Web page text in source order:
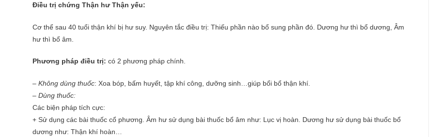
Điều trị chứng Thận hư Thận yếu:
Cơ thể sau 40 tuổi thận khí bị hư suy. Nguyên tắc điều trị: Thiếu phần nào bổ sung phần đó. Dương hư thì bổ dương, Âm
hư thì bổ âm.
Phương pháp điều trị: có 2 phương pháp chính.
– Không dùng thuốc: Xoa bóp, bấm huyết, tập khí công, dưỡng sinh…giúp bổi bổ thận khí.
– Dùng thuốc:
Các biện pháp tích cực:
+ Sử dụng các bài thuốc cổ phương. Âm hư sử dụng bài thuốc bổ âm như: Lục vị hoàn. Dương hư sử dụng bài thuốc bổ
dương như: Thận khí hoàn…